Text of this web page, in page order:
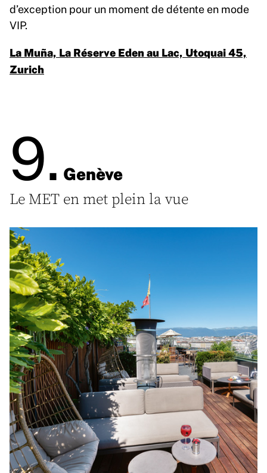
d’exception pour un moment de détente en mode
VIP.
La Muña, La Réserve Eden au Lac, Utoquai 45,
Zurich
9. Genève
Le MET en met plein la vue